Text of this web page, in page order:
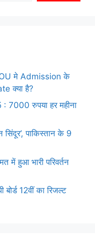
मे Admission के
क्या है?
रुपया हर महीना
पाकिस्तान के 9
में हुआ भारी परिवर्तन
12वीं का रिजल्ट